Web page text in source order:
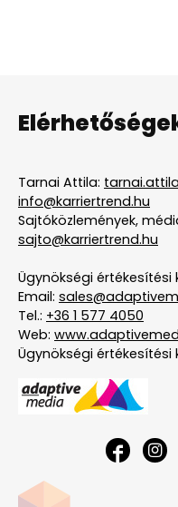
Tarnai Attila:
info@karriertrend.hu
Sajtóközlemények,
sajto@karriertrend.hu
Ügynökségi
Email:
Tel.: +36 1 577 4050
Web:
Ügynökségi értékesítési